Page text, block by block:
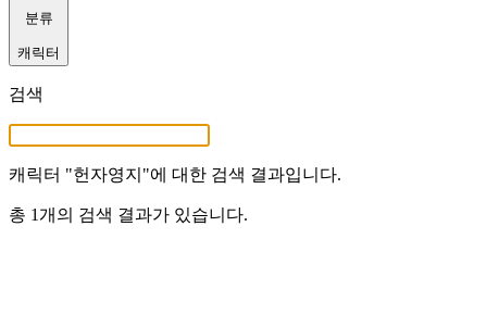
분류
캐릭터
검색
캐릭터 "헌자영지 "에 대한 검색 결과입니다.
총 1개의 검색 결과가 있습니다.